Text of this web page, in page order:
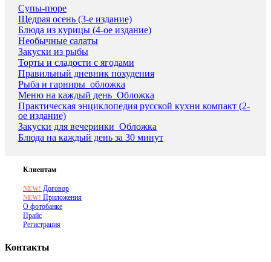
Супы-пюре
Щедрая осень (3-е издание)
Блюда из курицы (4-ое издание)
Необычные салаты
Закуски из рыбы
Торты и сладости с ягодами
Правильный дневник похудения
Рыба и гарниры_обложка
Меню на каждый день_Обложка
Практическая энциклопедия русской кухни компакт (2-
ое издание)
Закуски для вечеринки_Обложка
Блюда на каждый день за 30 минут
Клиентам
NEW! Договор
NEW! Приложения
О фотобанке
Прайс
Регистрация
Контакты